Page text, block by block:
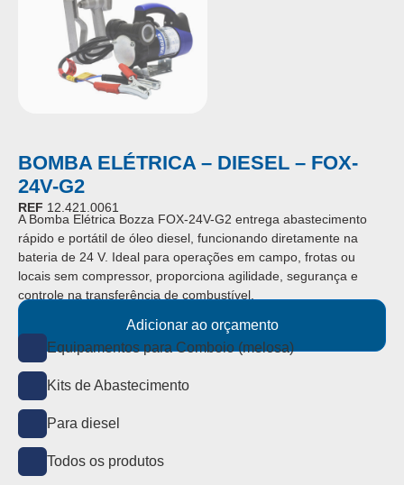
BOMBA ELÉTRICA – DIESEL – FOX-
24V-G2
REF 12.421.0061
A Bomba Elétrica Bozza FOX-24V-G2 entrega abastecimento
rápido e portátil de óleo diesel, funcionando diretamente na
bateria de 24 V. Ideal para operações em campo, frotas ou
locais sem compressor, proporciona agilidade, segurança e
controle na transferência de combustível.
Adicionar ao orçamento
Equipamentos para Comboio (melosa)
Kits de Abastecimento
Para diesel
Todos os produtos